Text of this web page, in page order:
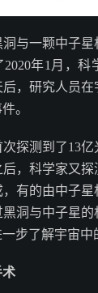
与一颗中子
年1月，科
，研究人员
。
探测到了13
，科学家又
有的由中子
洞与中子星
步了解宇宙中
术